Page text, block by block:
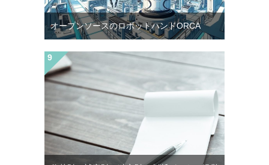
オープンソースのロボットハンドORCA